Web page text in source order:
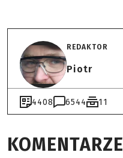
REDAKTOR
Piotr
4408 6544 11
KOMENTARZE